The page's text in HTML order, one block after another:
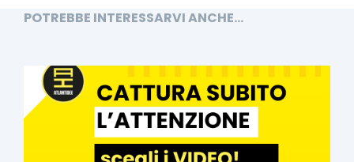
POTREBBE INTERESSARVI ANCHE...